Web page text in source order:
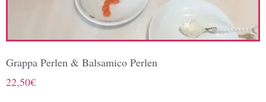
Grappa Perlen & Balsamico Perlen
22,50€